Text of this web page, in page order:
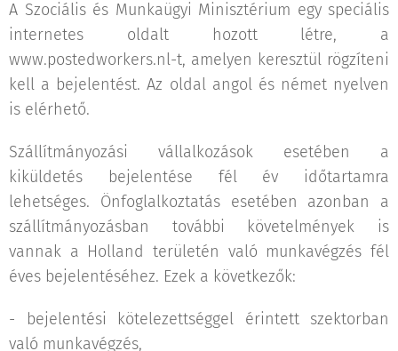
A Szociális és Munkaügyi Minisztérium egy speciális
internetes oldalt hozott létre, a
www.postedworkers.nl-t, amelyen keresztül rögzíteni
kell a bejelentést. Az oldal angol és német nyelven
is elérhető.
Szállítmányozási vállalkozások esetében a
kiküldetés bejelentése fél év időtartamra
lehetséges. Önfoglalkoztatás esetében azonban a
szállítmányozásban további követelmények is
vannak a Holland területén való munkavégzés fél
éves bejelentéséhez. Ezek a következők:
- bejelentési kötelezettséggel érintett szektorban
való munkavégzés,